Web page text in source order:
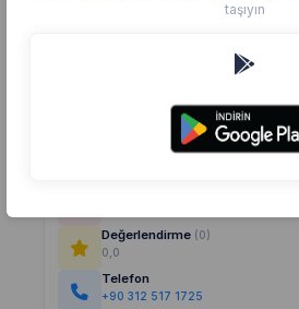
Değerlendirme (0)
0,0
Telefon
+90 312 517 1725
taşıyın